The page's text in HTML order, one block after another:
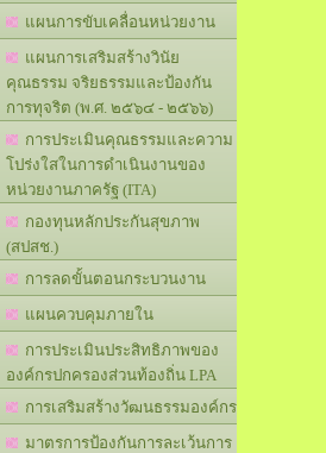
แผนการขับเคลื่อนหน่วยงาน
แผนการเสริมสร้างวินัย
คุณธรรม จริยธรรมและป้องกัน
การทุจริต (พ.ศ. ๒๕๖๔ - ๒๕๖๖)
การประเมินคุณธรรมและความ
โปร่งใสในการดำเนินงานของ
หน่วยงานภาครัฐ (ITA)
กองทุนหลักประกันสุขภาพ
(สปสช.)
การลดขั้นตอนกระบวนงาน
แผนควบคุมภายใน
การประเมินประสิทธิภาพของ
องค์กรปกครองส่วนท้องถิ่น LPA
การเสริมสร้างวัฒนธรรมองค์กร
มาตรการป้องกันการละเว้นการ